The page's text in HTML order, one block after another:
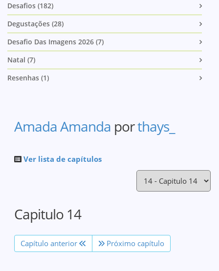
Desafios (182)
Degustações (28)
Desafio Das Imagens 2026 (7)
Natal (7)
Resenhas (1)
Amada Amanda porthays_
Ver lista de capítulos
Capitulo 14
Capítulo anterior Próximo capítulo